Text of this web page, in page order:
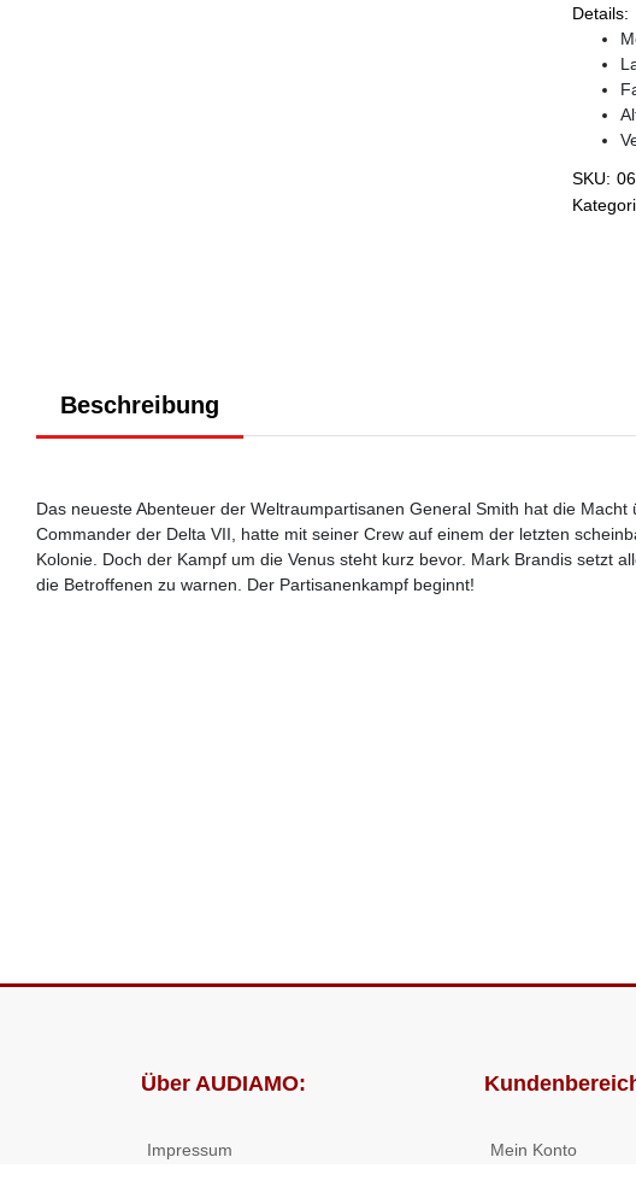
Details:
SKU:
Beschreibung
Das neueste Abenteuer der Weltraumpartisanen General Smith hat die
Commander der Delta VII, hatte mit seiner Crew auf einem der letzten
Kolonie. Doch der Kampf um die Venus steht kurz bevor. Mark Brandis setzt
die Betroffenen zu warnen. Der Partisanenkampf beginnt!
Über AUDIAMO:
Impressum
Mein Konto